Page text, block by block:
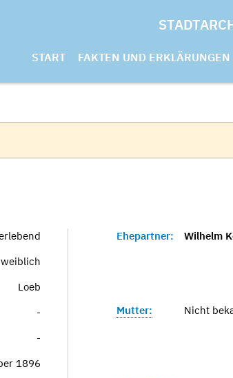
START FAKTEN UND ERKLÄRUNGEN
weiblich
Loeb
-
-
1896
Ehepartner: Wilhelm
Mutter: Nicht